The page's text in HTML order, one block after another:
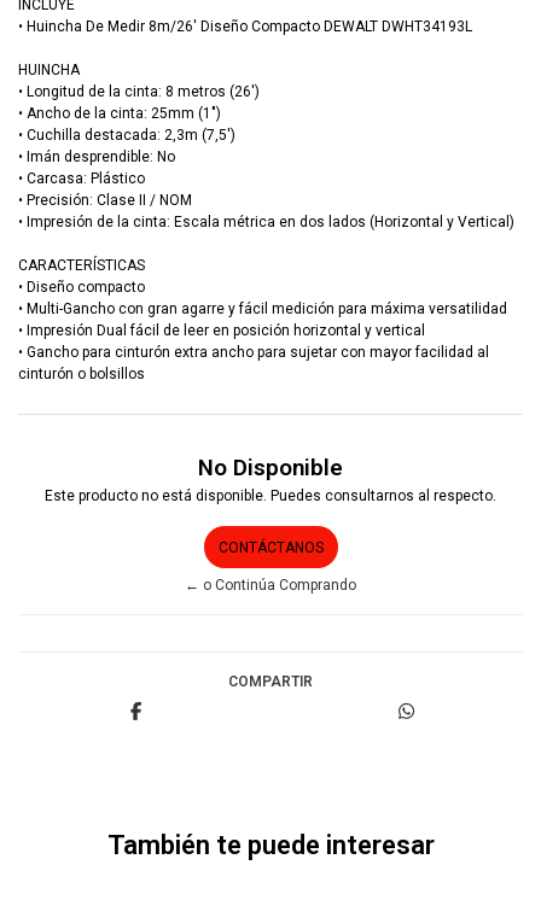
INCLUYE
• Huincha De Medir 8m/26' Diseño Compacto DEWALT DWHT34193L
HUINCHA
• Longitud de la cinta: 8 metros (26')
• Ancho de la cinta: 25mm (1")
• Cuchilla destacada: 2,3m (7,5')
• Imán desprendible: No
• Carcasa: Plástico
• Precisión: Clase II / NOM
• Impresión de la cinta: Escala métrica en dos lados (Horizontal y Vertical)
CARACTERÍSTICAS
• Diseño compacto
• Multi-Gancho con gran agarre y fácil medición para máxima versatilidad
• Impresión Dual fácil de leer en posición horizontal y vertical
• Gancho para cinturón extra ancho para sujetar con mayor facilidad al
cinturón o bolsillos
No Disponible
Este producto no está disponible. Puedes consultarnos al respecto.
CONTÁCTANOS
← o Continúa Comprando
COMPARTIR
También te puede interesar